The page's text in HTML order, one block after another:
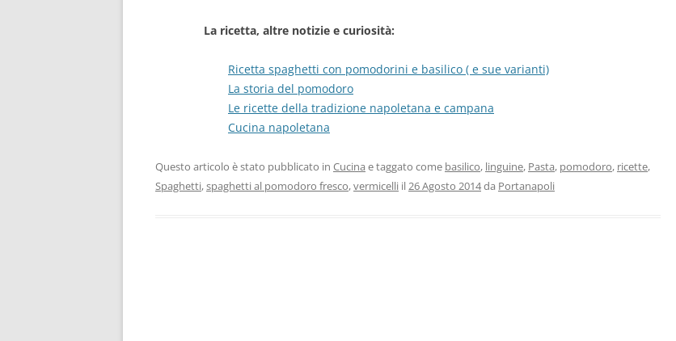
La ricetta, altre notizie e curiosità:
Ricetta spaghetti con pomodorini e basilico ( e sue varianti)
La storia del pomodoro
Le ricette della tradizione napoletana e campana
Cucina napoletana
Questo articolo è stato pubblicato in Cucina e taggato come basilico, linguine, Pasta, pomodoro, ricette,
Spaghetti,spaghetti al pomodoro fresco,vermicelli il26 Agosto 2014da Portanapoli